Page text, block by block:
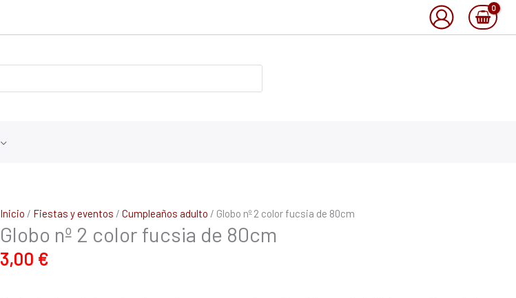
Inicio / Fiestas y eventos / Cumpleaños adulto / Globo nº 2 color fucsia de 80cm
Globo nº 2 color fucsia de 80cm
3,00 €
Globo
nº
2
color